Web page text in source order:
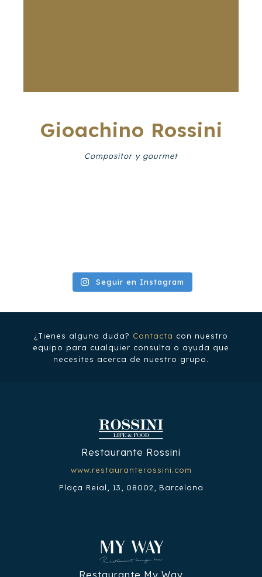
Gioachino Rossini
Compositor y gourmet
Seguir en Instagram
¿Tienes alguna duda? Contacta con nuestro
equipo para cualquier consulta o ayuda que
necesites acerca de nuestro grupo.
Restaurante Rossini
www.restauranterossini.com
Plaça Reial, 13, 08002, Barcelona
Restaurante My Way